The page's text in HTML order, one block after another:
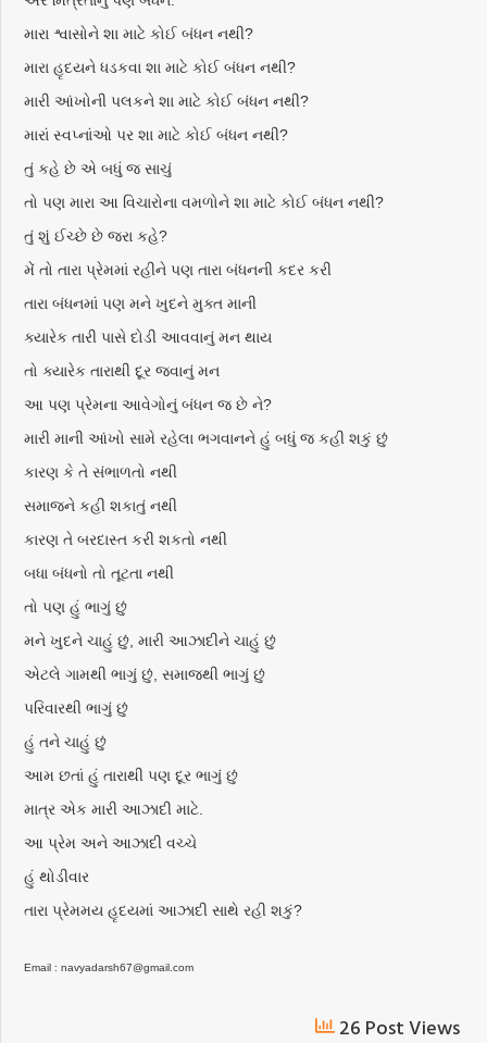
મારા શ્વાસોને શા માટે કોઈ બંધન નથી?
મારા હૃદયને ધડકવા શા માટે કોઈ બંધન નથી?
મારી આંખોની પલકને શા માટે કોઈ બંધન નથી?
મારાં સ્વપ્નાંઓ પર શા માટે કોઈ બંધન નથી?
તું કહે છે એ બધું જ સાચું
તો પણ મારા આ વિચારોના વમળોને શા માટે કોઈ બંધન નથી?
તું શું ઈચ્છે છે જરા કહે?
મેં તો તારા પ્રેમમાં રહીને પણ તારા બંધનની કદર કરી
તારા બંધનમાં પણ મને ખુદને મુક્ત માની
ક્યારેક તારી પાસે દોડી આવવાનું મન થાય
તો ક્યારેક તારાથી દૂર જવાનું મન
આ પણ પ્રેમના આવેગોનું બંધન જ છે ને?
મારી માની આંખો સામે રહેલા ભગવાનને હું બધું જ કહી શકું છું
કારણ કે તે સંભાળતો નથી
સમાજને કહી શકાતું નથી
કારણ તે બરદાસ્ત કરી શકતો નથી
બધા બંધનો તો તૂટતા નથી
તો પણ હું ભાગું છું
મને ખુદને ચાહું છું, મારી આઝાદીને ચાહું છું
એટલે ગામથી ભાગું છું, સમાજથી ભાગું છું
પરિવારથી ભાગું છું
હું તને ચાહું છું
આમ છતાં હું તારાથી પણ દૂર ભાગું છું
માત્ર એક મારી આઝાદી માટે.
આ પ્રેમ અને આઝાદી વચ્ચે
હું થોડીવાર
તારા પ્રેમમય હૃદયમાં આઝાદી સાથે રહી શકું?
Email : navyadarsh67@gmail.com
26 Post Views